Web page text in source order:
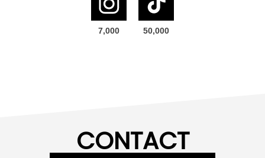
7,000 50,000
CONTACT